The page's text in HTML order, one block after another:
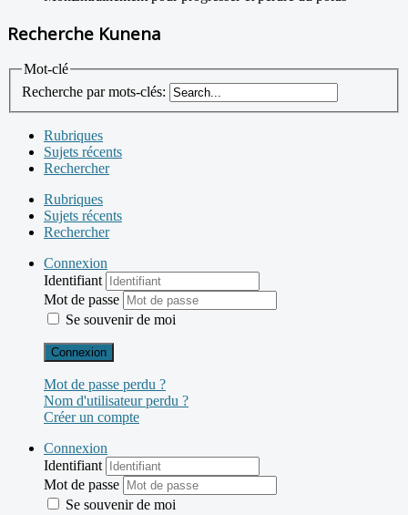
Recherche Kunena
Mot-clé
Recherche par mots-clés:
Rubriques
Sujets récents
Rechercher
Rubriques
Sujets récents
Rechercher
Connexion
Identifiant
Mot de passe
Se souvenir de moi
Connexion
Mot de passe perdu ?
Nom d'utilisateur perdu ?
Créer un compte
Connexion
Identifiant
Mot de passe
Se souvenir de moi